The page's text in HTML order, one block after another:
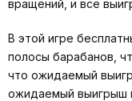
вращений, и все
В этой игре
полосы барабанов,
что ожидаемый
ожидаемый выигрыш